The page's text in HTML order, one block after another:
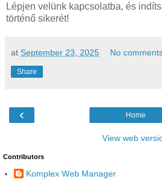
Lépjen velünk kapcsolatba, és
történő sikerét!
at September 23, 2025 No
Share
‹ Home
View web
Contributors
Komplex Web Manager